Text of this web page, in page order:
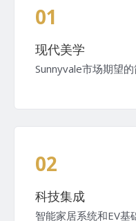
01
现代美学
Sunnyvale市场期望的
02
科技集成
智能家居系统和EV基